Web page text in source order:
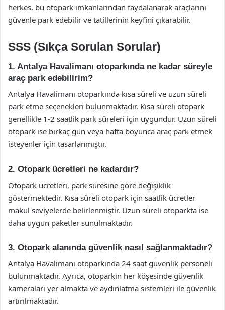
herkes, bu otopark imkanlarından faydalanarak araçlarını
güvenle park edebilir ve tatillerinin keyfini çıkarabilir.
SSS (Sıkça Sorulan Sorular)
1. Antalya Havalimanı otoparkında ne kadar süreyle
araç park edebilirim?
Antalya Havalimanı otoparkında kısa süreli ve uzun süreli
park etme seçenekleri bulunmaktadır. Kısa süreli otopark
genellikle 1-2 saatlik park süreleri için uygundur. Uzun süreli
otopark ise birkaç gün veya hafta boyunca araç park etmek
isteyenler için tasarlanmıştır.
2. Otopark ücretleri ne kadardır?
Otopark ücretleri, park süresine göre değişiklik
göstermektedir. Kısa süreli otopark için saatlik ücretler
makul seviyelerde belirlenmiştir. Uzun süreli otoparkta ise
daha uygun paketler sunulmaktadır.
3. Otopark alanında güvenlik nasıl sağlanmaktadır?
Antalya Havalimanı otoparkında 24 saat güvenlik personeli
bulunmaktadır. Ayrıca, otoparkın her köşesinde güvenlik
kameraları yer almakta ve aydınlatma sistemleri ile güvenlik
artırılmaktadır.